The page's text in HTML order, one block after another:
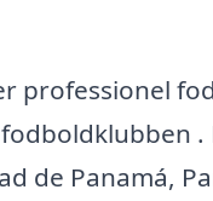
professionel
.
de Panamá,